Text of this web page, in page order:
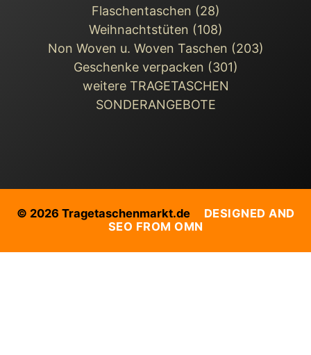
Flaschentaschen (28)
Weihnachts­tüten (108)
Non Woven u. Woven Taschen (203)
Geschenke verpacken (301)
weitere TRAGETASCHEN
SONDERANGEBOTE
© 2026 Tragetaschenmarkt.de DESIGNED AND
SEO FROM OMN